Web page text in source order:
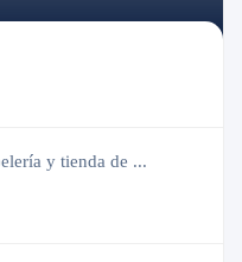
y tienda de ...